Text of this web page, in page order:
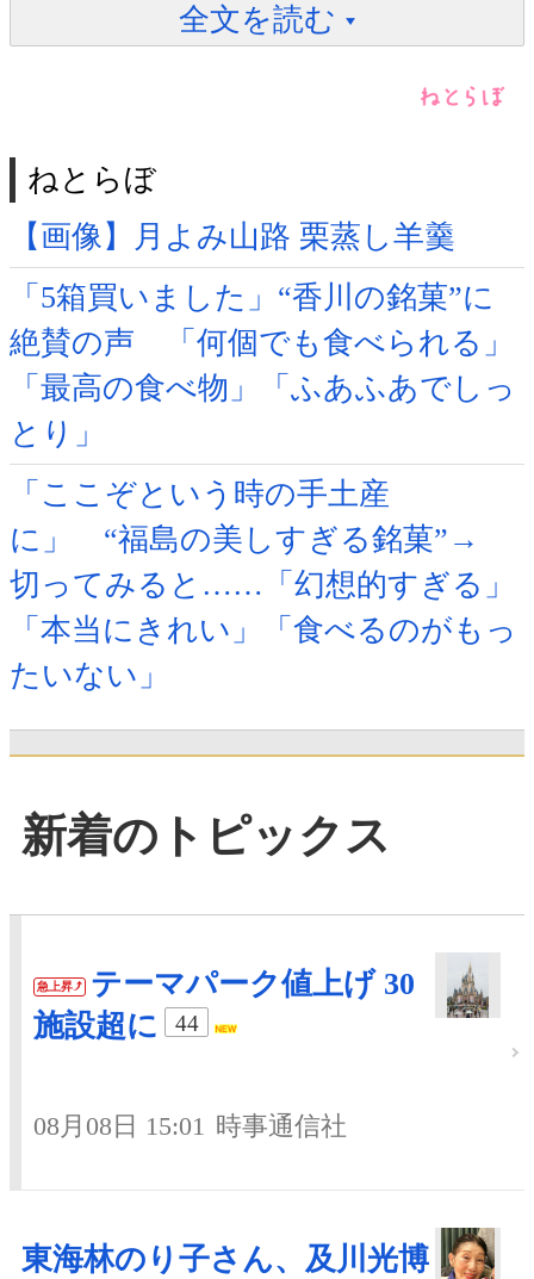
全文を読む
ねとらぼ
【画像】月よみ山路 栗蒸し羊羹
「5箱買いました」“香川の銘菓”に
絶賛の声 「何個でも食べられる」
「最高の食べ物」「ふあふあでしっ
とり」
「ここぞという時の手土産
に」 “福島の美しすぎる銘菓”→
切ってみると……「幻想的すぎる」
「本当にきれい」「食べるのがもっ
たいない」
新着のトピックス
急上昇
テーマパーク値上げ 30
施設超に
44
08月08日 15:01 時事通信社
東海林のり子さん、及川光博